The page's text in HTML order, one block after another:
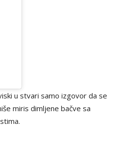
u stvari samo izgovor da se
miris dimljene bačve sa